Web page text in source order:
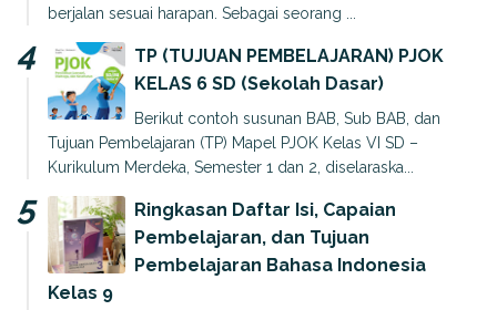
berjalan sesuai harapan. Sebagai seorang ...
TP (TUJUAN PEMBELAJARAN) PJOK
KELAS 6 SD (Sekolah Dasar)
Berikut contoh susunan BAB, Sub BAB, dan
Tujuan Pembelajaran (TP) Mapel PJOK Kelas VI SD –
Kurikulum Merdeka, Semester 1 dan 2, diselaraska...
Ringkasan Daftar Isi, Capaian
Pembelajaran, dan Tujuan
Pembelajaran Bahasa Indonesia
Kelas 9